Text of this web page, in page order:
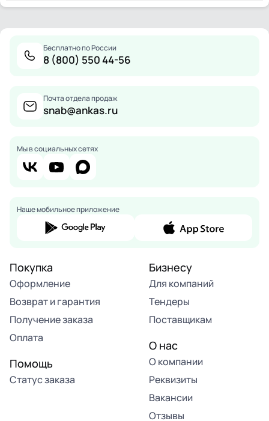
Бесплатно по России
8 (800) 550 44-56
Почта отдела продаж
snab@ankas.ru
Мы в социальных сетях
Наше мобильное приложение
Покупка
Оформление
Возврат и гарантия
Получение заказа
Оплата
Помощь
Статус заказа
Бизнесу
Для компаний
Тендеры
Поставщикам
О нас
О компании
Реквизиты
Вакансии
Отзывы